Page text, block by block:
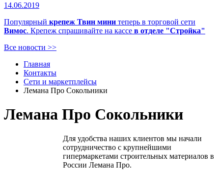
14.06.2019
Популярный крепеж Твин мини теперь в торговой сети
Вимос. Крепеж спрашивайте на кассе в отделе "Стройка"
Все новости >>
Главная
Контакты
Сети и маркетплейсы
Лемана Про Сокольники
Лемана Про Сокольники
Для удобства наших клиентов мы начали
сотрудничество с крупнейшими
гипермаркетами строительных материалов в
России Лемана Про.